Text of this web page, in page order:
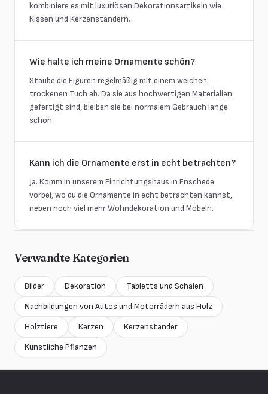
kombiniere es mit luxuriösen Dekorationsartikeln wie
Kissen und Kerzenständern.
Wie halte ich meine Ornamente schön?
Staube die Figuren regelmäßig mit einem weichen,
trockenen Tuch ab. Da sie aus hochwertigen Materialien
gefertigt sind, bleiben sie bei normalem Gebrauch lange
schön.
Kann ich die Ornamente erst in echt betrachten?
Ja. Komm in unserem Einrichtungshaus in Enschede
vorbei, wo du die Ornamente in echt betrachten kannst,
neben noch viel mehr Wohndekoration und Möbeln.
Verwandte Kategorien
Bilder Dekoration
Tabletts und Schalen
Nachbildungen von Autos und Motorrädern aus Holz
Holztiere
Kerzen
Kerzenständer
Künstliche Pflanzen